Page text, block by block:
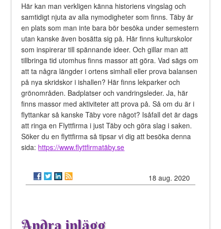
Här kan man verkligen känna historiens vingslag och
samtidigt njuta av alla nymodigheter som finns. Täby är
en plats som man inte bara bör besöka under semestern
utan kanske även bosätta sig på. Här finns kulturskolor
som inspirerar till spännande ideer. Och gillar man att
tillbringa tid utomhus finns massor att göra. Vad sägs om
att ta några längder i ortens simhall eller prova balansen
på nya skridskor i ishallen? Här finns lekparker och
grönområden. Badplatser och vandringsleder. Ja, här
finns massor med aktiviteter att prova på. Så om du är i
flyttankar så kanske Täby vore något? Isåfall det är dags
att ringa en Flyttfirma i just Täby och göra slag i saken.
Söker du en flyttfirma så tipsar vi dig att besöka denna
sida: https://www.flyttfirmatäby.se
18 aug. 2020
Andra inlägg